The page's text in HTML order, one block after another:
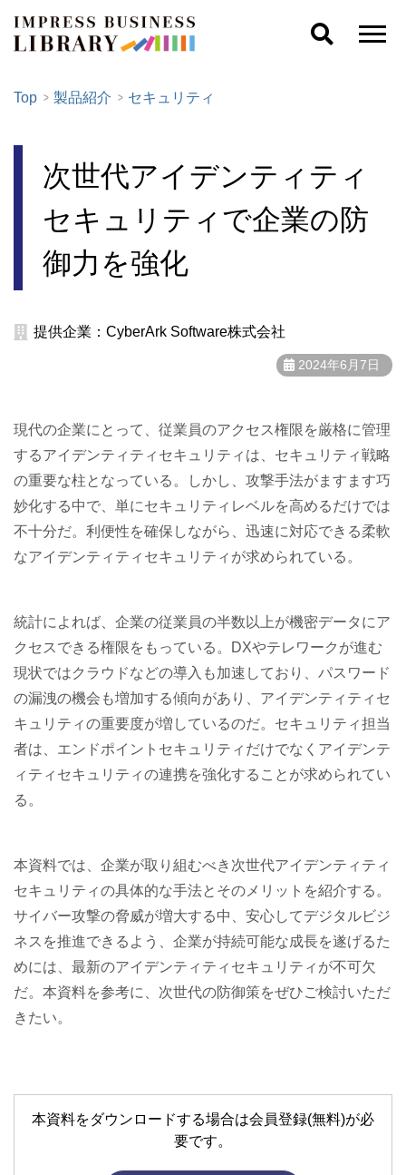
Top 製品紹介 セキュリティ
次世代アイデンティティ
セキュリティで企業の防
御力を強化
提供企業：CyberArk Software株式会社
2024年6月7日
現代の企業にとって、従業員のアクセス権限を厳格に管理
するアイデンティティセキュリティは、セキュリティ戦略
の重要な柱となっている。しかし、攻撃手法がますます巧
妙化する中で、単にセキュリティレベルを高めるだけでは
不十分だ。利便性を確保しながら、迅速に対応できる柔軟
なアイデンティティセキュリティが求められている。
統計によれば、企業の従業員の半数以上が機密データにア
クセスできる権限をもっている。DXやテレワークが進む
現状ではクラウドなどの導入も加速しており、パスワード
の漏洩の機会も増加する傾向があり、アイデンティティセ
キュリティの重要度が増しているのだ。セキュリティ担当
者は、エンドポイントセキュリティだけでなくアイデンテ
ィティセキュリティの連携を強化することが求められてい
る。
本資料では、企業が取り組むべき次世代アイデンティティ
セキュリティの具体的な手法とそのメリットを紹介する。
サイバー攻撃の脅威が増大する中、安心してデジタルビジ
ネスを推進できるよう、企業が持続可能な成長を遂げるた
めには、最新のアイデンティティセキュリティが不可欠
だ。本資料を参考に、次世代の防御策をぜひご検討いただ
きたい。
本資料をダウンロードする場合は会員登録(無料)が必
要です。